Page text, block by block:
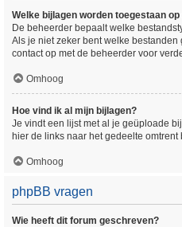
Welke bijlagen worden toegestaan
De beheerder bepaalt welke
Als je niet zeker bent welke
contact op met de beheerder voor
Omhoog
Hoe vind ik al mijn bijlagen?
Je vindt een lijst met al je geüploade
hier de links naar het gedeelte omtrent
Omhoog
phpBB vragen
Wie heeft dit forum geschreven?